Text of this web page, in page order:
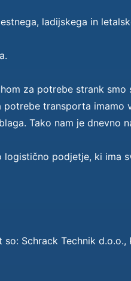
ladijskega in
za potrebe strank
potrebe transporta imamo
Tako nam je dnevno
logistično podjetje, ki ima
Schrack Technik d.o.o.,